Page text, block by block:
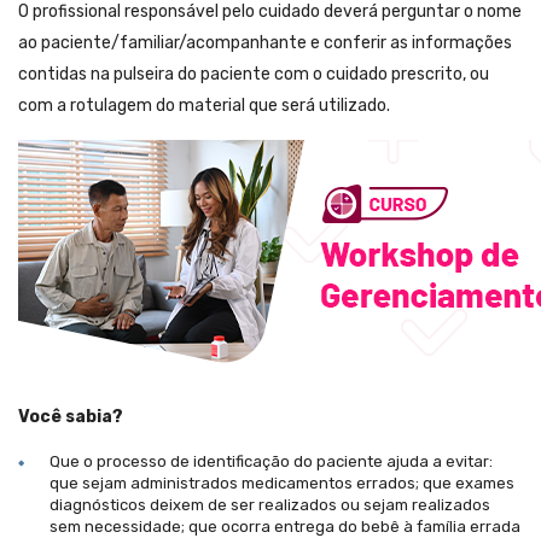
O profissional responsável pelo cuidado deverá perguntar o nome
ao paciente/familiar/acompanhante e conferir as informações
contidas na pulseira do paciente com o cuidado prescrito, ou
com a rotulagem do material que será utilizado.
Você sabia?
Que o processo de identificação do paciente ajuda a evitar:
que sejam administrados medicamentos errados; que exames
diagnósticos deixem de ser realizados ou sejam realizados
sem necessidade; que ocorra entrega do bebê à família errada